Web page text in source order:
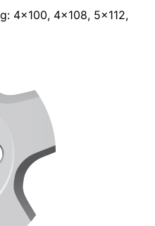
4×100, 4×108, 5×112,